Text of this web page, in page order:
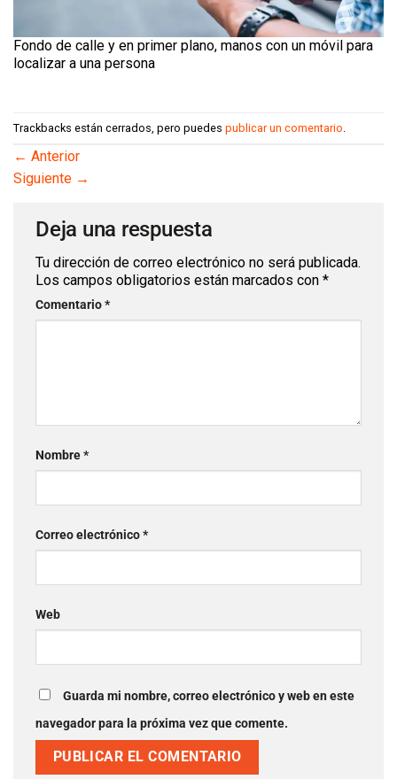
Fondo de calle y en primer plano, manos con un móvil para
localizar a una persona
Trackbacks están cerrados, pero puedes publicar un comentario
← Anterior
Siguiente →
Deja una respuesta
Tu dirección de correo electrónico no será publicada.
Los campos obligatorios están marcados con *
Comentario*
Nombre*
Correo electrónico*
Web
Guarda mi nombre, correo electrónico y web en este
navegador para la próxima vez que comente.